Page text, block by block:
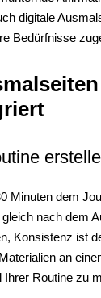
digitale
Bedürfnisse
Minuten dem
nach dem
Konsistenz ist
an
Routine zu